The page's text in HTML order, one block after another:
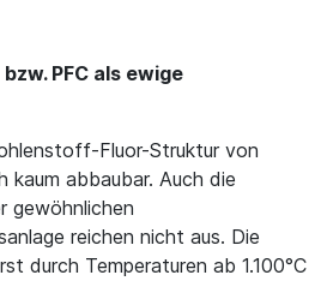
PFC als ewige
Fluor-Struktur von
kaum abbaubar. Auch die
gewöhnlichen
reichen nicht aus. Die
durch Temperaturen ab 1.100°C